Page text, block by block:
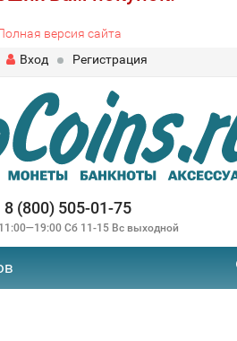
версия сайта
Вход
Регистрация
8 (800) 505-01-75
Сб 11-15 Вс выходной